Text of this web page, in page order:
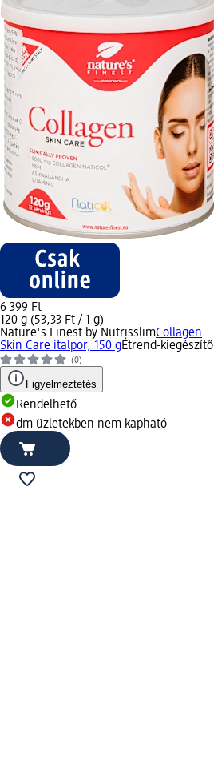
6 399 Ft
120 g (53,33 Ft / 1 g)
Nature's Finest by NutrisslimCollagen
Skin Care italpor, 150 gÉtrend-kiegészítő
(0)
Figyelmeztetés
Rendelhető
dm üzletekben nem kapható